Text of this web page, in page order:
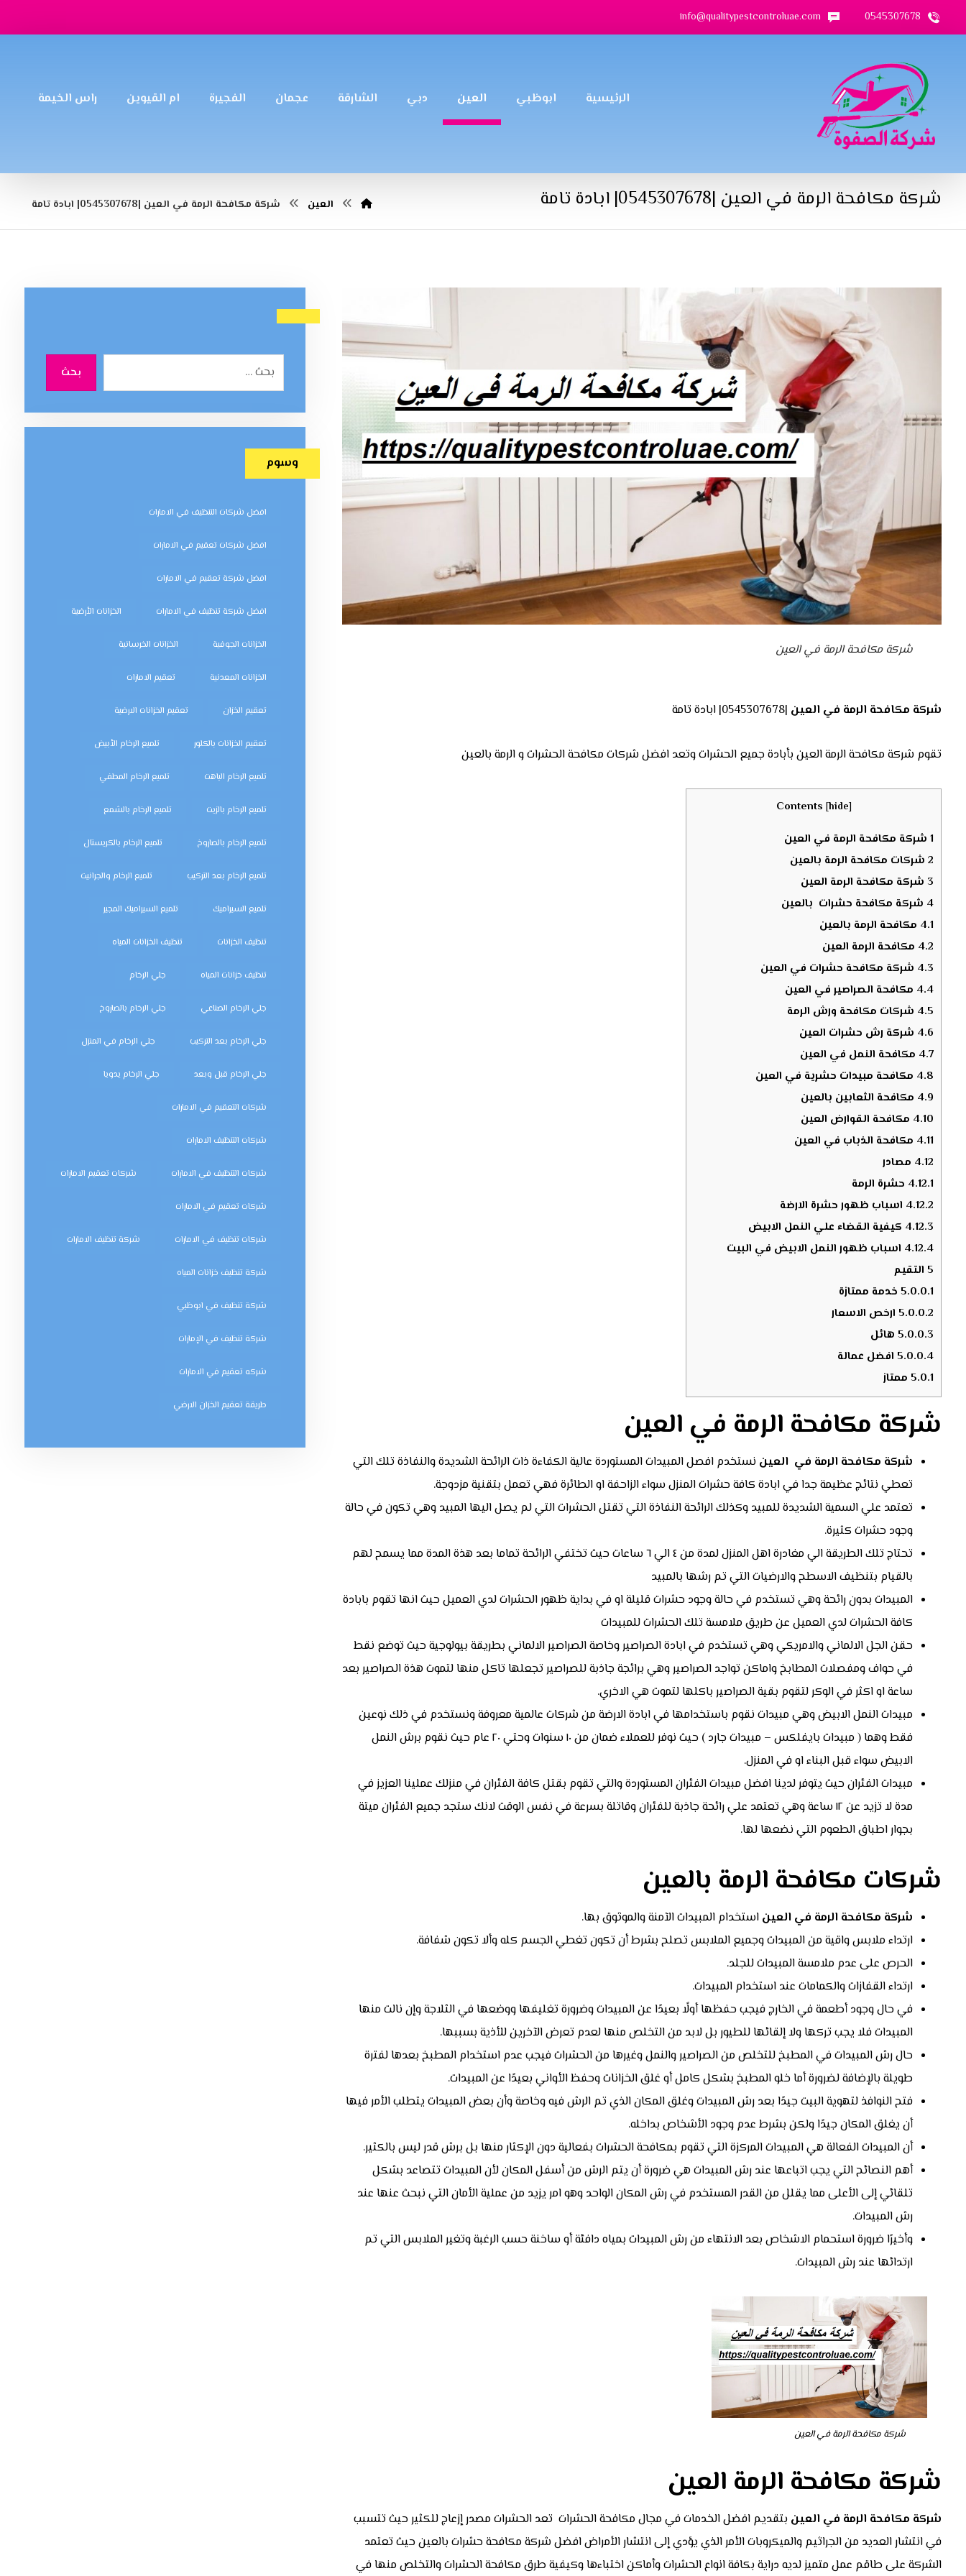
0545307678
info@qualitypestcontroluae.com
الرئيسية ابوظبي العين دبي الشارقة عجمان الفجيرة ام القيوين راس الخيمة
شركة مكافحة الرمة في العين |0545307678| ابادة تامة العين شركة مكافحة الرمة في العين |0545307678| ابادة تامة
شركة مكافحة الرمة في العين
شركة مكافحة الرمة في العين |0545307678| ابادة تامة
تقوم شركة مكافحة الرمة العين بأبادة جميع الحشرات وتعد افضل شركات مكافحة الحشرات و الرمة بالعين
Contents [hide]
1شركة مكافحة الرمة في العين
2شركات مكافحة الرمة بالعين
3شركة مكافحة الرمة العين
4 شركة مكافحة حشرات بالعين
4.1 مكافحة الرمة بالعين
4.2 مكافحة الرمة العين
4.3 شركة مكافحة حشرات في العين
4.4 مكافحة الصراصير في العين
4.5 شركات مكافحة ورش الرمة
4.6 شركة رش حشرات العين
4.7 مكافحة النمل في العين
4.8 مكافحة مبيدات حشرية في العين
4.9 مكافحة الثعابين بالعين
4.10 مكافحة القوارض العين
4.11 مكافحة الذباب في العين
4.12 مصادر
4.12.1 حشرة الرمة
4.12.2 اسباب ظهور حشرة الارضة
4.12.3 كيفية القضاء علي النمل الابيض
4.12.4 اسباب ظهور النمل الابيض في البيت
5التقيم
5.0.0.1خدمة ممتازة
5.0.0.2ارخص الاسعار
5.0.0.3هائل
5.0.0.4افضل عمالة
5.0.1ممتاز
شركة مكافحة الرمة في العين
شركة مكافحة الرمة في العين نستخدم افصل المبيدات المستوردة عالية الكفاءة ذات الرائحة الشديدة والنفاذة تلك التي
تعطي نتائج عظيمة جدا في ابادة كافة حشرات المنزل سواء الزاحفة او الطائرة فهي تعمل بتقنية مزدوجة.
تعتمد علي السمية الشديدة للمبيد وكذلك الرائحة النفاذة التي تقتل الحشرات التي لم يصل اليها المبيد وهي تكون في حالة
وجود حشرات كثيرة.
تحتاج تلك الطريقة الي مغادرة اهل المنزل لمدة من ٤ الي ٦ ساعات حيث تختفي الرائحة تماما بعد هذة المدة مما يسمح لهم
بالقيام بتنظيف الاسطح والارضيات التي تم رشها بالمبيد
المبيدات بدون رائحة وهي تستخدم في حالة وجود حشرات قليلة او في بداية ظهور الحشرات لدي العميل حيث انها تقوم بابادة
كافة الحشرات لدي العميل عن طريق ملامسة تلك الحشرات للمبيدات
حقن الجل الالماني والامريكي وهي تستخدم في ابادة الصراصير وخاصة الصراصير الالماني بطريقة بيولوجية حيث توضع نقط
في حواف ومفصلات المطابخ واماكن تواجد الصراصير وهي برائجة جاذبة للصراصير تجعلها تاكل منها لتموت هذة الصراصير بعد
ساعة او اكثر في الوكر لتقوم بقية الصراصير باكلها لتموت هي الاخري.
مبيدات النمل الابيض وهي مبيدات نقوم باستخدامها في ابادة الارضة من شركات عالمية معروفة ونستخدم في ذلك نوعين
فقط وهما ( مبيدات بايفلكس – مبيدات جارد ) حيث نوفر للعملاء ضمان من ١٠ سنوات وحتي ٢٠ عام حيث نقوم برش النمل
الابيض سواء قبل البناء او في المنزل.
مبيدات الفئران حيث يتوفر لدينا افضل مبيدات الفئران المستوردة والتي تقوم بقتل كافة الفئران في منزلك عملينا العزيز في
مدة لا تزيد عن ١٢ ساعة وهي تعتمد علي رائحة جاذبة للفئران وقاتلة بسرعة في نفس الوقت لانك ستجد جميع الفئران ميتة
بجوار اطباق الطعوم التي نضعها لها.
شركات مكافحة الرمة بالعين
شركة مكافحة الرمة في العين استخدام المبيدات الآمنة والموثوق بها.
ارتداء ملابس واقية من المبيدات وجميع الملابس تصلح بشرط أن تكون تغطي الجسم كله وألا تكون شفافة.
الحرص على عدم ملامسة المبيدات للجلد.
ارتداء القفازات والكمامات عند استخدام المبيدات.
في حال وجود أطعمة في الخارج فيجب حفظها أولًا بعيدًا عن المبيدات وضرورة تغليفها ووضعها في الثلاجة وإن نالت منها
المبيدات فلا يجب تركها ولا إلقائها للطيور بل لابد من التخلص منها لعدم تعرض الآخرين للأذية بسببها.
حال رش المبيدات في المطبخ للتخلص من الصراصير والنمل وغيرها من الحشرات فيجب عدم استخدام المطبخ بعدها لفترة
طويلة بالإضافة لضرورة أما خلو المطبخ بشكل كامل أو غلق الخزانات وحفظ الأواني بعيدًا عن المبيدات.
فتح النوافذ لتهوية البيت جيدًا بعد رش المبيدات وغلق المكان الذي تم الرش فيه وخاصة وأن بعض المبيدات يتطلب الأمر فيها
أن يغلق المكان جيدًا ولكن بشرط عدم وجود الأشخاص بداخله.
أن المبيدات الفعالة هي المبيدات المركزة التي تقوم بمكافحة الحشرات بفعالية دون الإكثار منها بل برش قدر ليس بالكثير.
أهم النصائح التي يجب اتباعها عند رش المبيدات هي ضرورة أن يتم الرش من أسفل المكان لأن المبيدات تتصاعد بشكل
تلقائي إلى الأعلى مما يقلل من القدر المستخدم في رش المكان الواحد وهو امر يزيد من عملية الأمان التي نبحث عنها عند
رش المبيدات.
وأخيرًا ضرورة استحمام الاشخاص بعد الانتهاء من رش المبيدات بمياه دافئة أو ساخنة حسب الرغبة وتغير الملابس التي تم
ارتدائها عند رش المبيدات.
شركة مكافحة الرمة في العين
شركة مكافحة الرمة العين
شركة مكافحة الرمة في العين بتقديم افضل الخدمات في مجال مكافحة الحشرات تعد الحشرات مصدر إزعاج للكثير حيث تتسبب
في انتشار العديد من الجراثيم والميكروبات الأمر الذي يؤدي إلى انتشار الأمراض افضل شركة مكافحة حشرات بالعين حيث تعتمد
الشركة على طاقم عمل متميز لديه دراية بكافة انواع الحشرات وأماكن اختباءها وكيفية طرق مكافحة الحشرات والتخلص منها في
بحث
وسوم
افضل شركات التنظيف في الامارات
افضل شركات تعقيم في الامارات
افضل شركة تعقيم في الامارات
افضل شركة تنظيف في الامارات الخزانات الأرضية
الخزانات الجوفية الخزانات الخرسانية
الخزانات المعدنية تعقيم الامارات
تعقيم الخزان تعقيم الخزانات الارضية
تعقيم الخزانات بالكلور تلميع الرخام الأبيض
تلميع الرخام الباهت تلميع الرخام المطفي
تلميع الرخام بالزيت تلميع الرخام بالشمع
تلميع الرخام بالصاروخ تلميع الرخام بالكريستال
تلميع الرخام بعد التركيب تلميع الرخام والجرانيت
تلميع السيراميك تلميع السيراميك المجير
تنظيف الخزانات تنظيف الخزانات المياه
تنظيف خزانات المياه جلي الرخام
جلي الرخام الصناعي جلي الرخام بالصاروخ
جلي الرخام بعد التركيب جلي الرخام في المنزل
جلي الرخام قبل وبعد جلي الرخام يدويا
شركات التعقيم في الامارات
شركات التنظيف الامارات
شركات التنظيف في الامارات شركات تعقيم الامارات
شركات تعقيم في الامارات
شركات تنظيف في الامارات شركة تنظيف الامارات
شركة تنظيف خزانات المياه
شركة تنظيف في ابوظبي
شركة تنظيف في الإمارات
شركه تعقيم في الامارات
طريقة تعقيم الخزان الارضي